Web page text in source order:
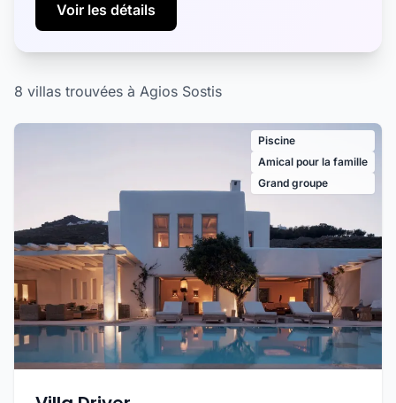
Voir les détails
8 villas trouvées à Agios Sostis
Piscine
Amical pour la famille
Grand groupe